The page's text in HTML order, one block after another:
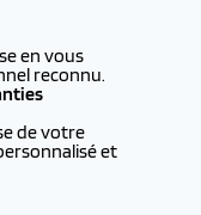
en vous
reconnu.
de votre
et